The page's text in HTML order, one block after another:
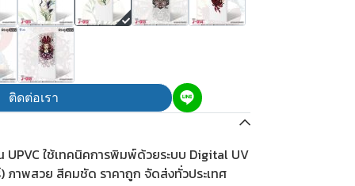
ติดต่อเรา
UPVC ใช้เทคนิคการพิมพ์ด้วยระบบ Digital UV
ภาพสวย สีคมชัด ราคาถูก จัดส่งทั่วประเทศ